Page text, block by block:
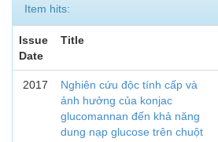
Item hits:
Issue
Date
Title
2017
Nghiên cứu độc tính cấp và
ảnh hưởng của konjac
glucomannan đến khả năng
dung nạp glucose trên chuột